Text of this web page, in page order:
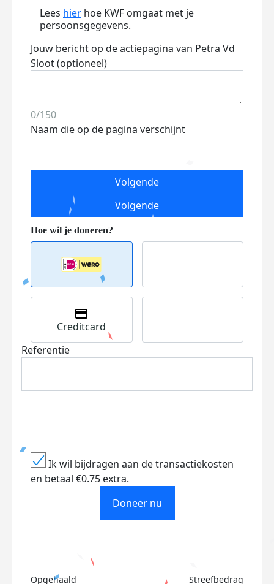
Lees hier hoe KWF omgaat met je
persoonsgegevens.
Jouw bericht op de actiepagina van Petra Vd
Sloot (optioneel)
0/150
Naam die op de pagina verschijnt
Volgende
Volgende
Creditcard
Referentie
Ik wil bijdragen aan de transactiekosten
en betaal €0.75 extra.
Doneer nu
Opgehaald Streefbedrag